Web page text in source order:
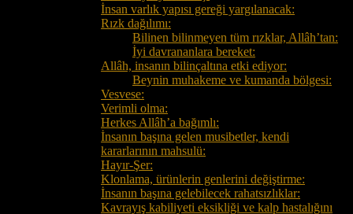
İnsan varlık yapısı gereği yargılanacak:
Rızk dağılımı:
Bilinen bilinmeyen tüm rızklar, Allâh’tan:
İyi davrananlara bereket:
Allâh, insanın bilinçaltına etki ediyor:
Beynin muhakeme ve kumanda bölgesi:
Vesvese:
Verimli olma:
Herkes Allâh’a bağımlı:
İnsanın başına gelen musibetler, kendi
kararlarının mahsulü:
Hayır-Şer:
Klonlama, ürünlerin genlerini değiştirme:
İnsanın başına gelebilecek rahatsızlıklar:
Kavrayış kabiliyeti eksikliği ve kalp hastalığını